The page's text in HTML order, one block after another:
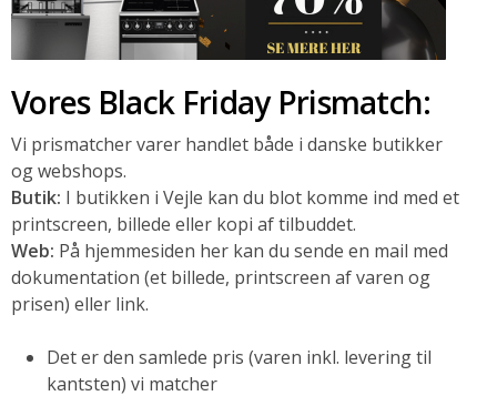
Vores Black Friday Prismatch:
Vi prismatcher varer handlet både i danske butikker
og webshops.
Butik: I butikken i Vejle kan du blot komme ind med et
printscreen, billede eller kopi af tilbuddet.
Web: På hjemmesiden her kan du sende en mail med
dokumentation (et billede, printscreen af varen og
prisen) eller link.
Det er den samlede pris (varen inkl. levering til
kantsten) vi matcher